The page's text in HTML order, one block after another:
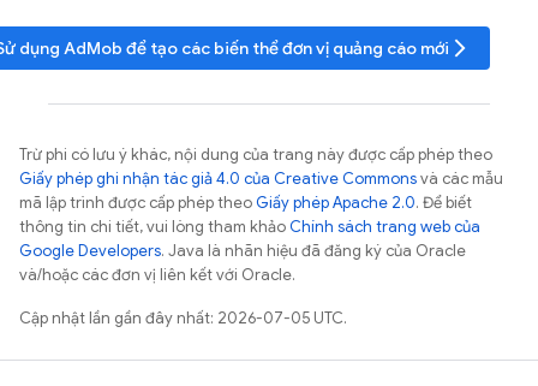
dụng AdMob để tạo các biến thể đơn vị quảng cáo mới arrow_forward_ios
Trừ phi có lưu ý khác, nội dung của trang này được cấp phép theo
Giấy phép ghi nhận tác giả 4.0 của Creative Commonsvà các mẫu
mã lập trình được cấp phép theoGiấy phép Apache 2.0. Để biết
thông tin chi tiết, vui lòng tham khảoChính sách trang web của
Google Developers. Java là nhãn hiệu đã đăng ký của Oracle
và/hoặc các đơn vị liên kết với Oracle.
Cập nhật lần gần đây nhất: 2026-07-05 UTC.